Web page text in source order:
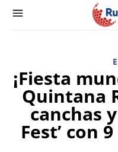
¡Fiesta
Quintana
canchas
Fest’ con